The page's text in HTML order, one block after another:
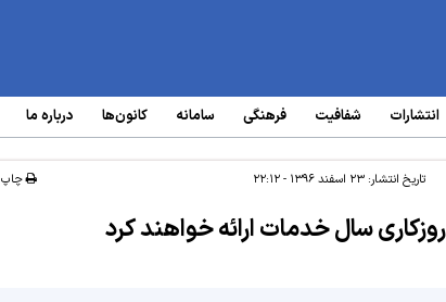
انتشارات شفافیت فرهنگی سامانه‌ کانون‌ها درباره ما
تاریخ انتشار:۲۳ اسفند ۱۳۹۶ - ۲۲:۱۲ چاپ
سال خدمات ارائه خواهند کرد